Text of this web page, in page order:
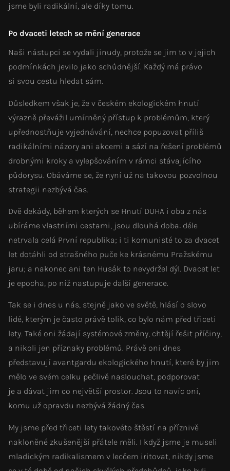
jsme byli radikální, ale díky tomu.
Po dvaceti letech se mění generace
Naši nástupci se vydali jinudy, protože se jim to v jejich
podmínkách jevilo jako schůdnější. Každý má právo
si svou cestu hledat sám.
Důsledkem však je, že v českém ekologickém hnutí
výrazně převážil umírněný přístup k problémům, který
upřednostňuje vyjednávání, nechce popuzovat příliš
radikálními názory ani akcemi a sází na řešení problémů
drobnými kroky a vylepšováním v rámci stávajícího
půdorysu. Obáváme se, že nyní už na takovou pozvolnou
strategii nezbývá čas.
Dvě dekády, během kterých se Hnutí DUHA i oba z nás
ubíráme vlastními cestami, jsou dlouhá doba: déle
netrvala celá První republika; i ti komunisté to za dvacet
let dotáhli od strašného puče ke krásnému Pražskému
jaru; a nakonec ani ten Husák to nevydržel dýl. Dvacet let
je epocha, po níž nastupuje další generace.
Tak se i dnes u nás, stejně jako ve světě, hlásí o slovo
lidé, kterým je často právě tolik, co bylo nám před třiceti
lety. Také oni žádají systémové změny, chtějí řešit příčiny,
a nikoli jen příznaky problémů. Právě oni dnes
představují avantgardu ekologického hnutí, které by jim
mělo ve svém celku pečlivě naslouchat, podporovat
je a dávat jim co největší prostor. Jsou to navíc oni,
komu už opravdu nezbývá žádný čas.
My jsme před třiceti lety takovéto štěstí na příznivě
nakloněné zkušenější přátele měli. I když jsme je museli
mladickým radikalismem v lecčem iritovat, nikdy jsme